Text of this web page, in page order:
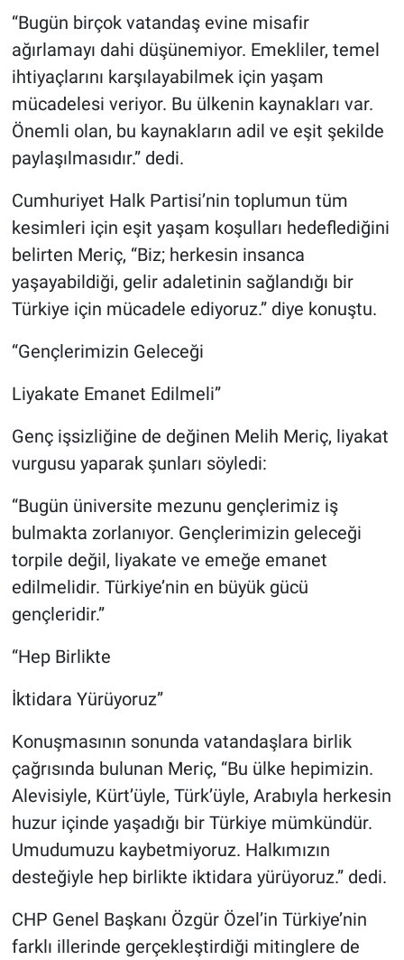
“Bugün birçok vatandaş evine misafir
ağırlamayı dahi düşünemiyor. Emekliler, temel
ihtiyaçlarını karşılayabilmek için yaşam
mücadelesi veriyor. Bu ülkenin kaynakları var.
Önemli olan, bu kaynakların adil ve eşit şekilde
paylaşılmasıdır.” dedi.
Cumhuriyet Halk Partisi’nin toplumun tüm
kesimleri için eşit yaşam koşulları hedeflediğini
belirten Meriç, “Biz; herkesin insanca
yaşayabildiği, gelir adaletinin sağlandığı bir
Türkiye için mücadele ediyoruz.” diye konuştu.
“Gençlerimizin Geleceği
Liyakate Emanet Edilmeli”
Genç işsizliğine de değinen Melih Meriç, liyakat
vurgusu yaparak şunları söyledi:
“Bugün üniversite mezunu gençlerimiz iş
bulmakta zorlanıyor. Gençlerimizin geleceği
torpile değil, liyakate ve emeğe emanet
edilmelidir. Türkiye’nin en büyük gücü
gençleridir.”
“Hep Birlikte
İktidara Yürüyoruz”
Konuşmasının sonunda vatandaşlara birlik
çağrısında bulunan Meriç, “Bu ülke hepimizin.
Alevisiyle, Kürt’üyle, Türk’üyle, Arabıyla herkesin
huzur içinde yaşadığı bir Türkiye mümkündür.
Umudumuzu kaybetmiyoruz. Halkımızın
desteğiyle hep birlikte iktidara yürüyoruz.” dedi.
CHP Genel Başkanı Özgür Özel’in Türkiye’nin
farklı illerinde gerçekleştirdiği mitinglere de